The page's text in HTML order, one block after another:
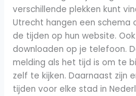
verschillende plekken kunt
Utrecht hangen een schema
de tijden op hun website.
downloaden op je telefoon.
melding als het tijd is om te
zelf te kijken. Daarnaast zijn
tijden voor elke stad in